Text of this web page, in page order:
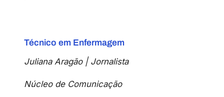
Técnico em Enfermagem
Juliana Aragão | Jornalista
Núcleo de Comunicação